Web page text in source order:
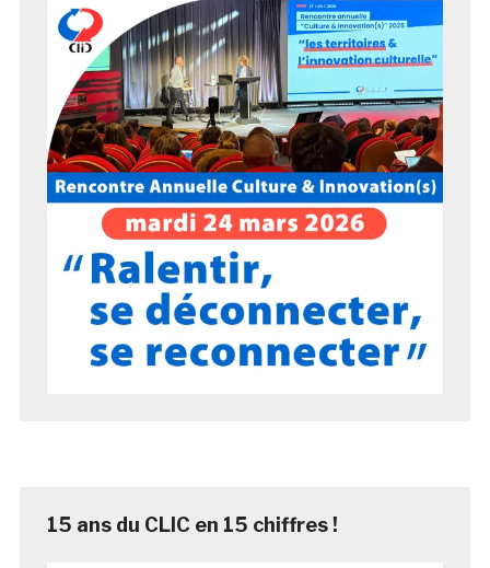
15 ans du CLIC en 15 chiffres !